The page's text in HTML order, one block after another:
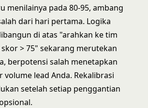
menilainya pada 80-95, ambang
dari hari pertama. Logika
di atas "arahkan ke tim
> 75" sekarang merutekan
berpotensi salah menetapkan
volume lead Anda. Rekalibrasi
setelah setiap penggantian